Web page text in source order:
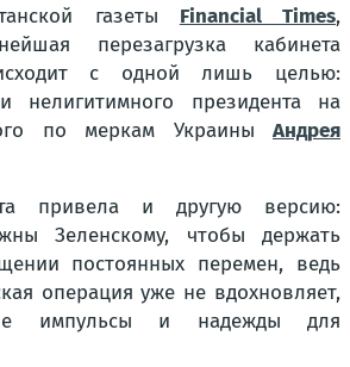
газеты Financial Times,
перезагрузка кабинета
с одной лишь целью:
нелигитимного президента на
по меркам Украины Андрея
привела и другую версию:
Зеленскому, чтобы держать
постоянных перемен, ведь
операция уже не вдохновляет,
импульсы и надежды для